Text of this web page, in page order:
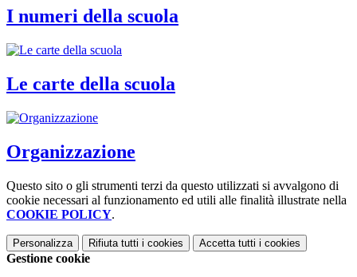
I numeri della scuola
Le carte della scuola
Organizzazione
Questo sito o gli strumenti terzi da questo utilizzati si avvalgono di
cookie necessari al funzionamento ed utili alle finalità illustrate nella
COOKIE POLICY.
Personalizza Rifiuta tutti i cookies Accetta tutti i cookies
Gestione cookie